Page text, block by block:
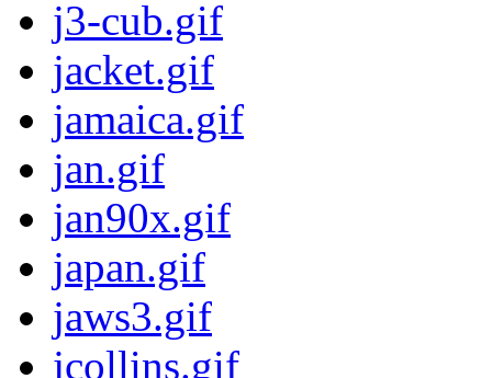
j3-cub.gif
jacket.gif
jamaica.gif
jan.gif
jan90x.gif
japan.gif
jaws3.gif
jcollins.gif